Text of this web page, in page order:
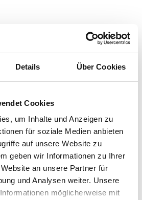
Details Über Cookies
Cookies
um Inhalte und Anzeigen zu
für soziale Medien anbieten
auf unsere Website zu
geben wir Informationen zu Ihrer
an unsere Partner für
und Analysen weiter. Unsere
möglicherweise mit